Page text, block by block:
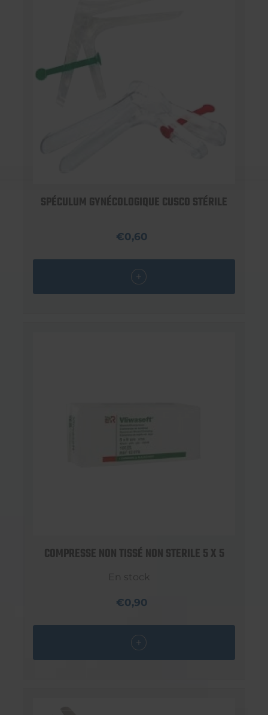
SPÉCULUM GYNÉCOLOGIQUE CUSCO STÉRILE
€0,60
COMPRESSE NON TISSÉ NON STERILE 5 X 5
En stock
€0,90